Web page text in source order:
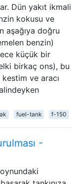
Dün yakıt ikmali
kokusu ve
aşağıya doğru
benzin)
küçük bir
birkaç ons), bu
ve aracı
fuel-tank f-150
-